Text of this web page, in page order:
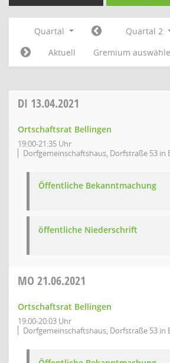
Quartal Quartal 2
Aktuell
Gremium
DI 13.04.2021
Ortschaftsrat Bellingen
19:00-21:35 Uhr
Dorfgemeinschaftshaus, Dorfstraße 53 in
Öffentliche Bekanntmachung
öffentliche Niederschrift
MO 21.06.2021
Ortschaftsrat Bellingen
19:00-20:03 Uhr
Dorfgemeinschaftshaus, Dorfstraße 53 in